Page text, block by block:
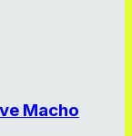
Macho